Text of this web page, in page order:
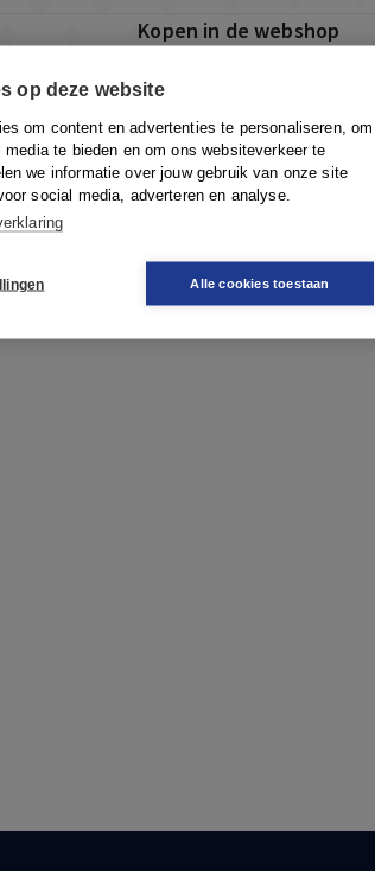
op deze website
om content en advertenties te personaliseren, om
te bieden en om ons websiteverkeer te
we informatie over jouw gebruik van onze site
social media, adverteren en analyse.
Alle cookies toestaan
Kopen in de webshop
is ook te vinden in onze webshop.
om direct toegang te
Naar de webshop